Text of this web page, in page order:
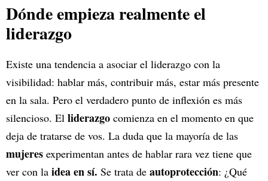
Dónde empieza realmente el
liderazgo
Existe una tendencia a asociar el liderazgo con la
visibilidad: hablar más, contribuir más, estar más presente
en la sala. Pero el verdadero punto de inflexión es más
silencioso. El liderazgo comienza en el momento en que
deja de tratarse de vos. La duda que la mayoría de las
mujeres experimentan antes de hablar rara vez tiene que
ver con la idea en sí. Se trata de autoprotección: ¿Qué